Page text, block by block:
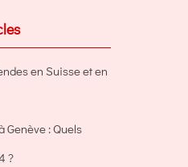
en Suisse et en
Genève : Quels
?